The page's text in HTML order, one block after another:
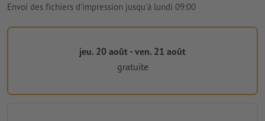
Envoi des fichiers d'impression jusqu'à lundi 09:00
jeu. 20 août - ven. 21 août
gratuite